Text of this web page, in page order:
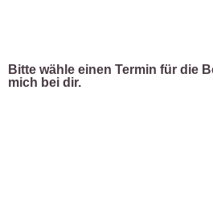
Bitte wähle einen Termin für die
mich bei dir.